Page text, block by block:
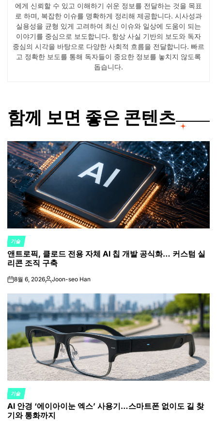
에게 신뢰할 수 있고 이해하기 쉬운 정보를 전달하는 것을 목표
로 하며, 복잡한 이슈를 명확하게 정리해 제공합니다. 시사성과
실용성을 균형 있게 고려하여 최신 이슈와 일상에 도움이 되는
이야기를 중심으로 보도합니다. 항상 사실 기반의 보도와 독자
중심의 시각을 바탕으로 다양한 사회적 흐름을 전달합니다. 빠르
고 정확한 보도를 통해 독자들이 중요한 정보를 놓치지 않도록
돕습니다.
함께 보면 좋은 콘텐츠
POSTED
IN
기술
앤트로픽, 클로드 전용 자체 AI 칩 개발 공식화… 커스텀 실
리콘 조직 구축
on8월 6, 2026Posted
Joon-seo Han
POSTED
IN
기술
AI 안경 ‘에이아이눈 엑스’ 사용기…스마트폰 없이도 길 찾
기와 통화까지